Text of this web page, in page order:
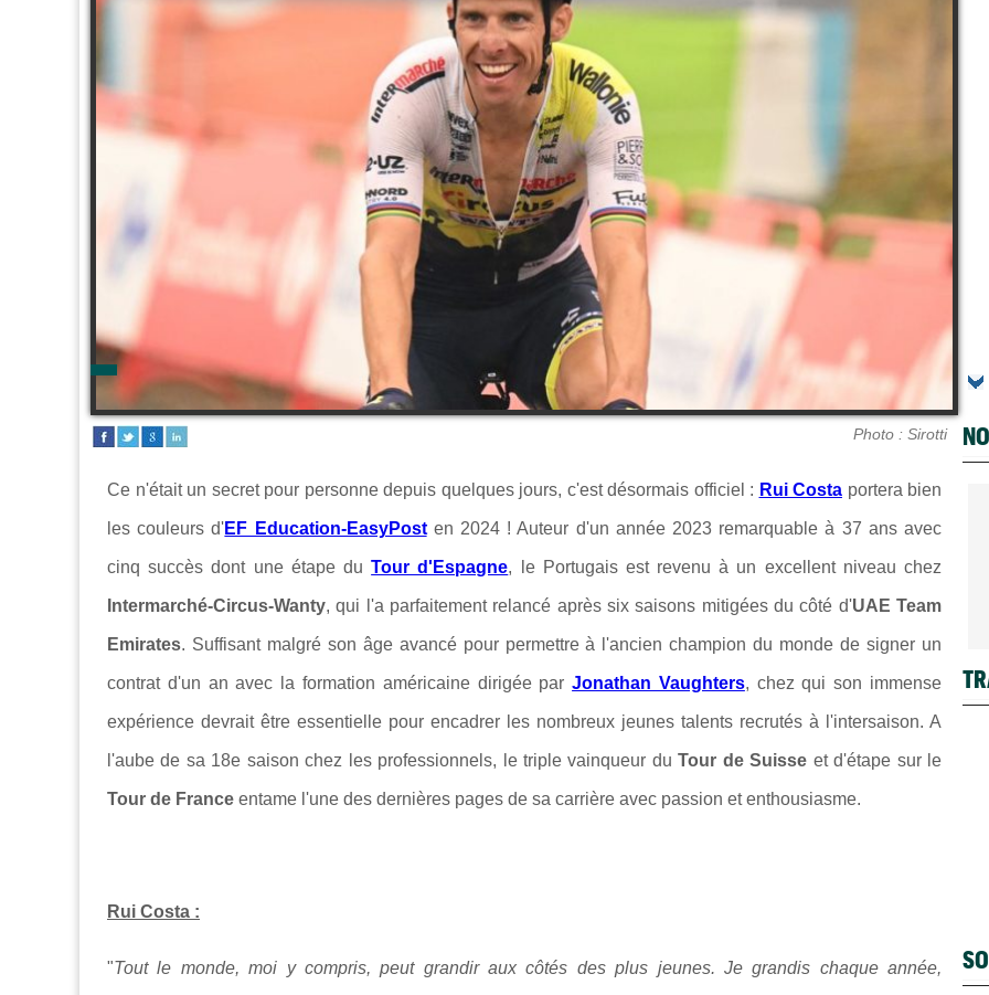
Photo : Sirotti
Ce n'était un secret pour personne depuis quelques jours, c'est désormais officiel : Rui Costa portera bien
les couleurs d'EF Education-EasyPosten 2024 ! Auteur d'un année 2023 remarquable à 37 ans avec
cinq succès dont une étape duTour d'Espagne, le Portugais est revenu à un excellent niveau chez
Intermarché-Circus-Wanty, qui l'a parfaitement relancé après six saisons mitigées du côté d'UAE Team
Emirates. Suffisant malgré son âge avancé pour permettre à l'ancien champion du monde de signer un
contrat d'un an avec la formation américaine dirigée parJonathan Vaughters, chez qui son immense
expérience devrait être essentielle pour encadrer les nombreux jeunes talents recrutés à l'intersaison. A
l'aube de sa 18e saison chez les professionnels, le triple vainqueur duTour de Suisse et d'étape sur le
Tour de France entame l'une des dernières pages de sa carrière avec passion et enthousiasme.
Rui Costa :
"Tout le monde, moi y compris, peut grandir aux côtés des plus jeunes. Je grandis chaque année,